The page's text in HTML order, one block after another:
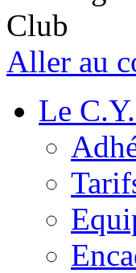
Aller au
Le